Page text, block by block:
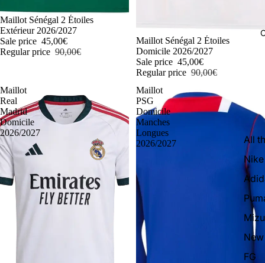
All
Nike
FG
-50%
Maillot Sénégal 2 Étoiles
Extérieur 2026/2027
Sale price 45,00€
Regular price 90,00€
-50%
Maillot Sénégal 2 Étoiles
Domicile 2026/2027
Sale price 45,00€
Regular price 90,00€
Maillot
Real
Madrid
Domicile
2026/2027
Maillot
PSG
Domicile
Manches
Longues
2026/2027